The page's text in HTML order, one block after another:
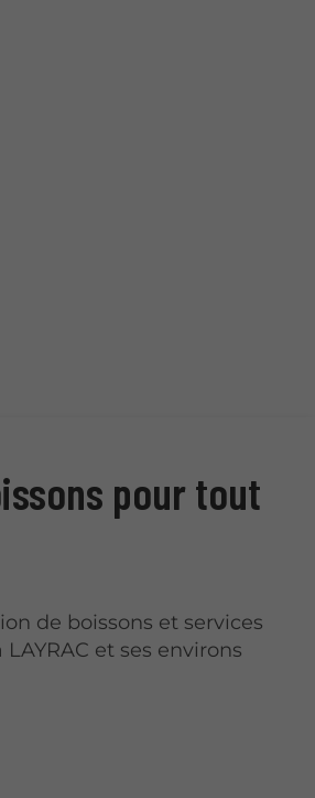
pour tout
de boissons et services
et ses environs